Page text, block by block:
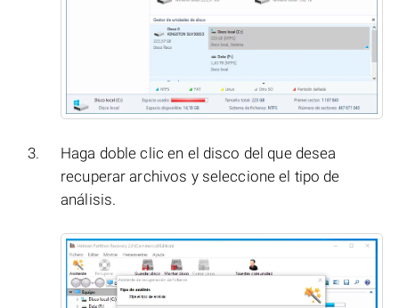
Haga doble clic en el disco del que desea
recuperar archivos y seleccione el tipo de
análisis.